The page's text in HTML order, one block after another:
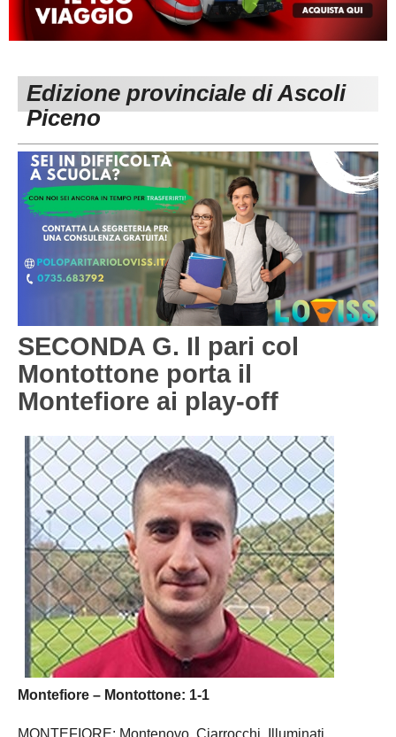
MACERATA
Carica la tua Rosa
ECCELLENZA
1^ CATEGORIA
3^ CATEGORIA
GIOVANILI
REGIONALI
Edizione provinciale di Ascoli
Piceno
SECONDA G. Il pari col
Montottone porta il
Montefiore ai play-off
Montefiore – Montottone: 1-1
MONTEFIORE: Montenovo, Ciarrocchi, Illuminati,